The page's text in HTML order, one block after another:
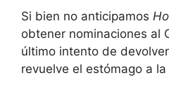
Si bien no anticipamos
obtener nominaciones al
último intento de
revuelve el estómago a